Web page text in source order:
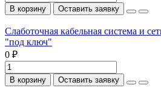
В корзину Оставить заявку
Слаботочная кабельная система и
"под ключ"
0 ₽
В корзину Оставить заявку